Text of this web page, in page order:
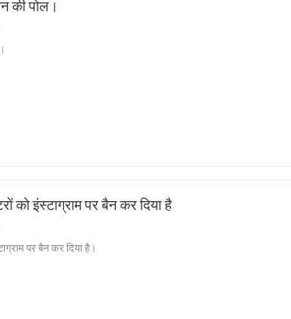
की पोल।
को इंस्टाग्राम पर बैन कर दिया है
पर बैन कर दिया है।